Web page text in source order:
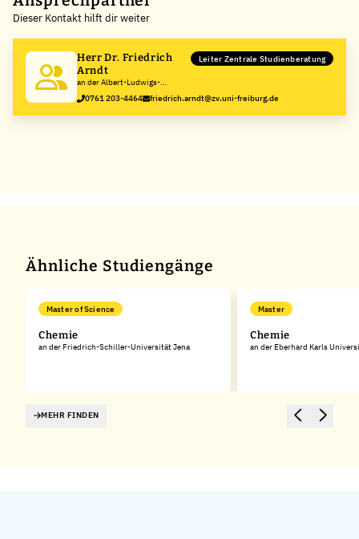
−
Dieser Kontakt hilft dir weiter
Herr Dr. Friedrich
Arndt
an der Albert-Ludwigs-
Universität Freiburg im
Breisgau
Leiter Zentrale Studienberatung
0761 203-4464 friedrich.arndt@zv.uni-freiburg.de
Ähnliche Studiengänge
Master of Science
Chemie
an der Friedrich-Schiller-Universität Jena
Master
Chemie
an der Eberhard Karls
MEHR FINDEN